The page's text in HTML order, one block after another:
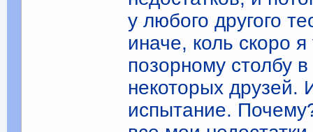
у любого другого
иначе, коль скоро
позорному столбу
некоторых друзей.
испытание.